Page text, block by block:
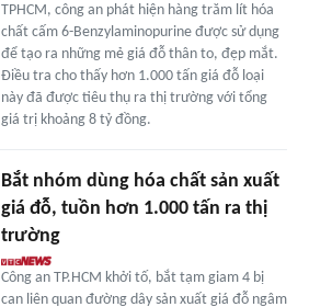
TPHCM, công an phát hiện hàng trăm lít hóa
chất cấm 6-Benzylaminopurine được sử dụng
để tạo ra những mẻ giá đỗ thân to, đẹp mắt.
Điều tra cho thấy hơn 1.000 tấn giá đỗ loại
này đã được tiêu thụ ra thị trường với tổng
giá trị khoảng 8 tỷ đồng.
Bắt nhóm dùng hóa chất sản xuất
giá đỗ, tuồn hơn 1.000 tấn ra thị
trường
Công an TP.HCM khởi tố, bắt tạm giam 4 bị
can liên quan đường dây sản xuất giá đỗ ngâm